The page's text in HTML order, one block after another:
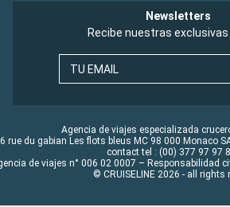
Newsletters
Recibe nuestras
TU EMAIL
Agencia de viajes especializada
rue du gabian Les flots bleus MC 98 000 Monaco
contact tel : (00) 377 97 97
de viajes n° 006 02 0007 – Responsabilidad
© CRUISELINE 2026 - all rights